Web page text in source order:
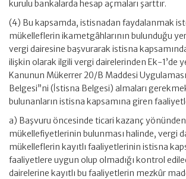
kurulu bankalarda hesap açmaları şarttır.
(4) Bu kapsamda, istisnadan faydalanmak
mükelleflerin ikametgâhlarının bulunduğu
vergi dairesine başvurarak istisna
ilişkin olarak ilgili vergi dairelerinden Ek-1’de
Kanunun Mükerrer 20/B Maddesi
Belgesi”ni (İstisna Belgesi) almaları
bulunanların istisna kapsamına giren
a) Başvuru öncesinde ticari kazanç
mükellefiyetlerinin bulunması halinde, vergi
mükelleflerin kayıtlı faaliyetlerinin istisna
faaliyetlere uygun olup olmadığı kontrol
dairelerine kayıtlı bu faaliyetlerin mezkûr